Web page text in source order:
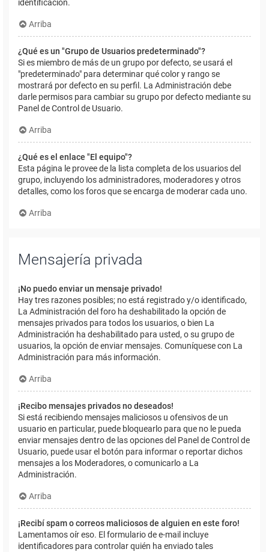
identificación.
Arriba
¿Qué es un "Grupo de Usuarios predeterminado"?
Si es miembro de más de un grupo por defecto, se usará el
"predeterminado" para determinar qué color y rango se
mostrará por defecto en su perfil. La Administración debe
darle permisos para cambiar su grupo por defecto mediante su
Panel de Control de Usuario.
Arriba
¿Qué es el enlace "El equipo"?
Esta página le provee de la lista completa de los usuarios del
grupo, incluyendo los administradores, moderadores y otros
detalles, como los foros que se encarga de moderar cada uno.
Arriba
Mensajería privada
¡No puedo enviar un mensaje privado!
Hay tres razones posibles; no está registrado y/o identificado,
La Administración del foro ha deshabilitado la opción de
mensajes privados para todos los usuarios, o bien La
Administración ha deshabilitado para usted, o su grupo de
usuarios, la opción de enviar mensajes. Comuníquese con La
Administración para más información.
Arriba
¡Recibo mensajes privados no deseados!
Si está recibiendo mensajes maliciosos u ofensivos de un
usuario en particular, puede bloquearlo para que no le pueda
enviar mensajes dentro de las opciones del Panel de Control de
Usuario, puede usar el botón para informar o reportar dichos
mensajes a los Moderadores, o comunicarlo a La
Administración.
Arriba
¡Recibí spam o correos maliciosos de alguien en este foro!
Lamentamos oír eso. El formulario de e-mail incluye
identificadores para controlar quién ha enviado tales